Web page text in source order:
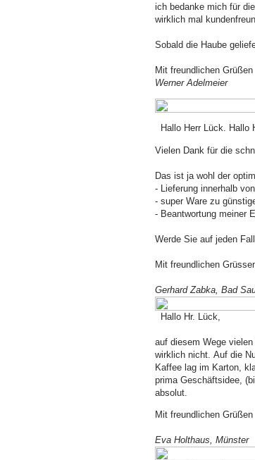
ich bedanke mich für
wirklich mal
Sobald die Haube
Mit freundlichen Grüßen
Werner Adelmeier
Hallo Herr Lück. Hallo
Vielen Dank für die
Das ist ja wohl der
- Lieferung innerhalb
- super Ware zu
- Beantwortung meiner
Werde Sie auf jeden
Mit freundlichen
Gerhard Zabka, Bad
Hallo Hr. Lück,
auf diesem Wege
wirklich nicht. Auf die
Kaffee lag im Karton,
prima Geschäftsidee,
absolut.
Mit freundlichen Grüßen
Eva Holthaus, Münster